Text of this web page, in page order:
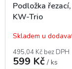
Podložka
KW-Trio
Skladem u
495,04 Kč bez DPH
599 Kč / ks